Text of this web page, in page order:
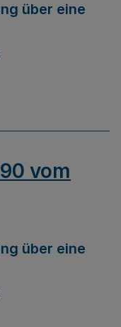
über eine
vom
über eine